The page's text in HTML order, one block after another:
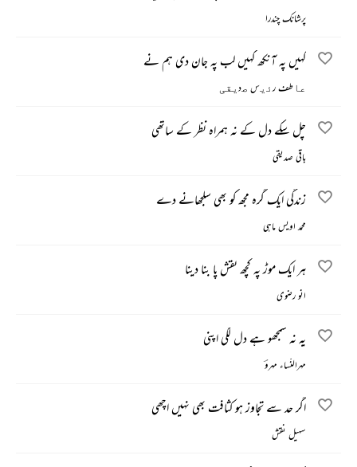
پرشانک چندرا
کہیں پہ آنکھ کہیں لب پہ جان دی ہم نے
ﻋﺎطف رﺋﯾس ﺻدﯾﻘﯽ
چل سکے دل کے نہ ہمراہ نظر کے ساتھی
باقی صدیقی
زندگی ایک گرہ مجھ کو بھی سلجھانے دے
محمد اویس ماہی
ہر ایک موڑ پہ کچھ نقش پا بنا دینا
انو رضوی
یہ نہ سمجھو ہے دل لگی اپنی
مہرالنّساء مہروؔ
اگر حد سے تجاوز ہو کثافت بھی نہیں اچھی
سہیل نقش